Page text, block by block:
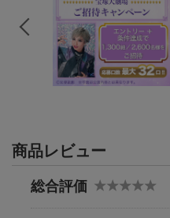
商品レビュー
総合評価